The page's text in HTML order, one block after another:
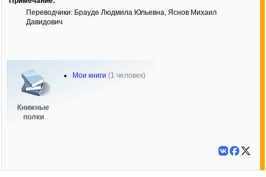
Переводчики: Брауде Людмила Юльевна, Яснов Михаил
Давидович
Книжные
полки
Мои книги (1 человек)